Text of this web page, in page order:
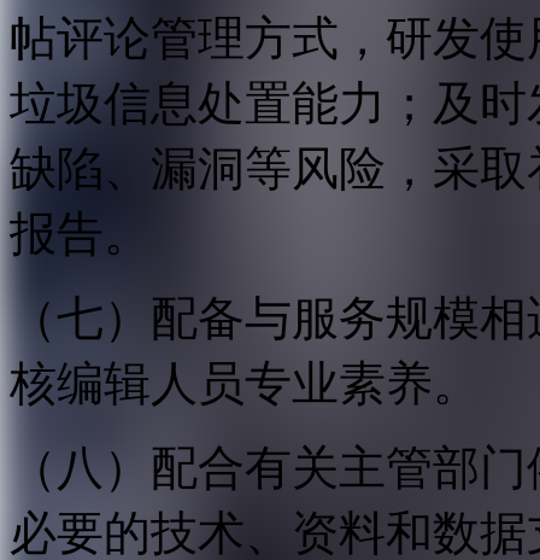
帖评论管理方式，研发
垃圾信息处置能力；及
缺陷、漏洞等风险，采
报告。
（七）配备与服务规模
核编辑人员专业素养。
（八）配合有关主管部
必要的技术、资料和数